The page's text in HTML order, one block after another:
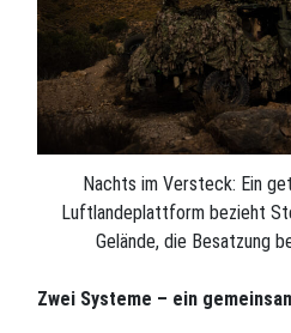
Nachts im Versteck: Ein
Luftlandeplattform bezieht
Gelände, die Besatzung
Zwei Systeme – ein